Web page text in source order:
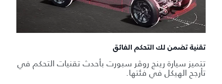
تقنية تضمن لك التحكم الفائق
تتميز سيارة رينج روڤر سبورت بأحدث تقنيات التحكم في
تأرجح الهيكل في فئتها.